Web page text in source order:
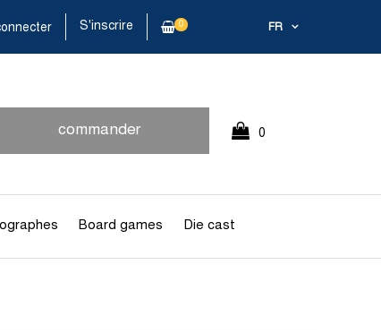
FR
S'inscrire 0
commander 0
Board games Die cast